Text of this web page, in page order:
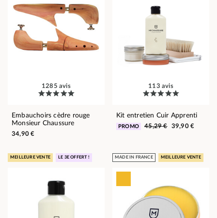
1285 avis
Embauchoirs cèdre rouge
Monsieur Chaussure
34,90 €
113 avis
Kit entretien Cuir Apprenti
PROMO 45,29 € 39,90 €
MEILLEURE VENTE LE 3E OFFERT ! MADE IN FRANCE MEILLEURE VENTE